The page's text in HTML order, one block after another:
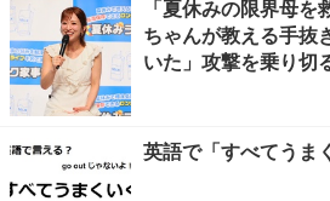
「夏休みの限界母
ちゃんが教える手抜
いた」攻撃を乗り切
英語で「すべてうま